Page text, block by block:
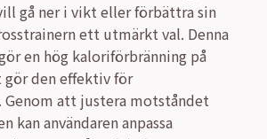
gå ner i vikt eller förbättra sin
ett utmärkt val. Denna
en hög kaloriförbränning på
den effektiv för
att justera motståndet
kan användaren anpassa